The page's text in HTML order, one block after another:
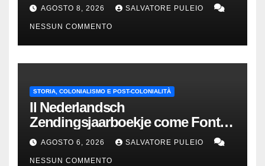
AGOSTO 8, 2026 SALVATORE PULEIO
NESSUN COMMENTO
STORIA, COLONIALISMO E POST-COLONIALITÀ
Il Nederlandsch
Zendingsjaarboekje come Fonte
Storica delle Indie Orientali
Olandesi
AGOSTO 6, 2026 SALVATORE PULEIO
NESSUN COMMENTO